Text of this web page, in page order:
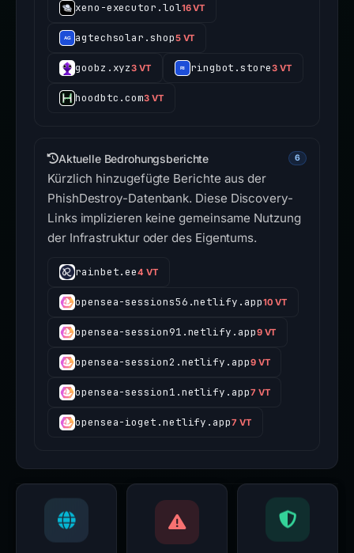
xeno-executor.lol16 VT
agtechsolar.shop5 VT
goobz.xyz3 VT ringbot.store3 VT
hoodbtc.com3 VT
Aktuelle Bedrohungsberichte 6
Kürzlich hinzugefügte Berichte aus der
PhishDestroy-Datenbank. Diese Discovery-
Links implizieren keine gemeinsame Nutzung
der Infrastruktur oder des Eigentums.
rainbet.ee4 VT
opensea-sessions56.netlify.app10 VT
opensea-session91.netlify.app9 VT
opensea-session2.netlify.app9 VT
opensea-session1.netlify.app7 VT
opensea-ioget.netlify.app7 VT